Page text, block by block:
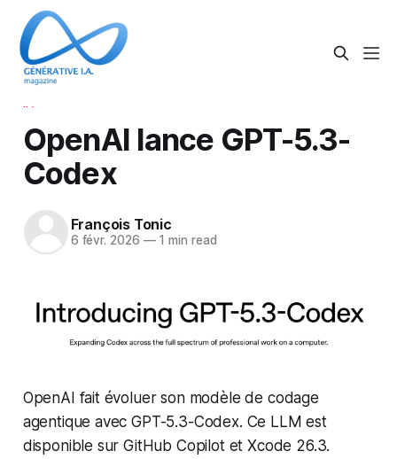
OpenAI lance GPT-5.3-
Codex
François Tonic
6 févr. 2026 —1 min read
OpenAI fait évoluer son modèle de codage
agentique avec GPT-5.3-Codex. Ce LLM est
disponible sur GitHub Copilot et Xcode 26.3.